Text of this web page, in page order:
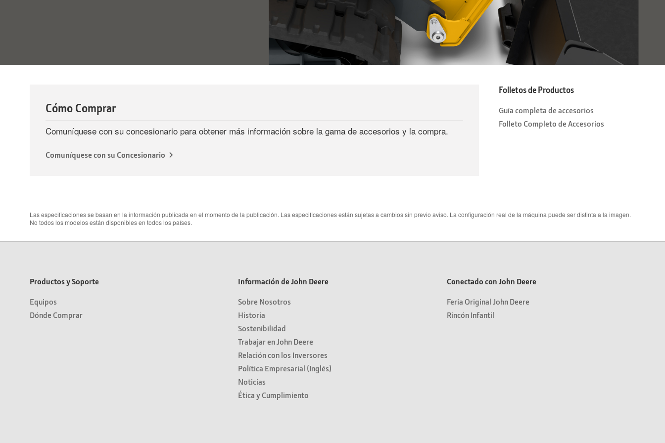
Cómo Comprar
Comuníquese con su concesionario para obtener más información sobre la gama de accesorios y la compra.
Comuníquese con su Concesionario
Folletos de Productos
Guía completa de accesorios
Folleto Completo de Accesorios
Las especificaciones se basan en la información publicada en el momento de la publicación. Las especificaciones están sujetas a cambios sin previo aviso. La configuración real de la máquina puede ser distinta a la imagen.
No todos los modelos están disponibles en todos los países.
Productos y Soporte
Equipos
Dónde Comprar
Información de John Deere
Sobre Nosotros
Historia
Sostenibilidad
Trabajar en John Deere
Relación con los Inversores
Política Empresarial (Inglés)
Noticias
Ética y Cumplimiento
Conectado con John Deere
Feria Original John Deere
Rincón Infantil